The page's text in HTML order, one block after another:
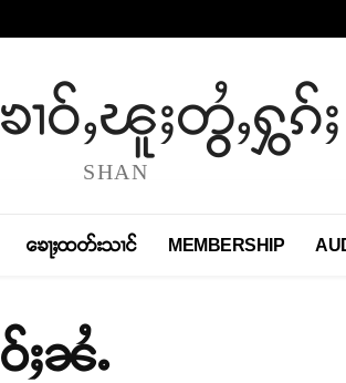
ၢဝ်ႇၽူႈတွႆႇႁွၵ်ႈ
SHAN
ၶေႃႈထတ်းသၢင် MEMBERSHIP
ႈၼႆႉ